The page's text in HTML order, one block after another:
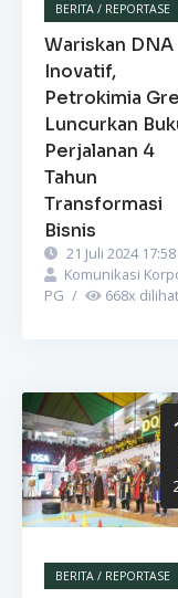
BERITA / REPORTASE
Wariskan DNA
Inovatif,
Petrokimia
Luncurkan
Perjalanan 4
Tahun
Transformasi
Bisnis
21 Juli 2024 17:58
Komunikasi
PG / 668x dilihat
BERITA / REPORTASE